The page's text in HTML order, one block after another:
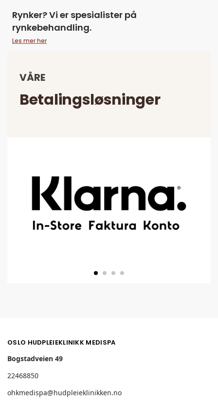
Rynker? Vi er spesialister på
rynkebehandling.
Les mer her
VÅRE
Betalingsløsninger
Read More
OSLO HUDPLEIEKLINIKK MEDISPA
Bogstadveien 49
22468850
ohkmedispa@hudpleieklinikken.no